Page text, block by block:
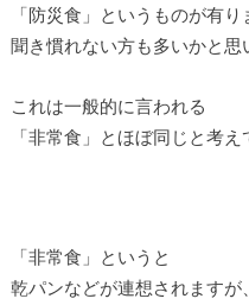
「防災食」というものが有り
聞き慣れない方も多いかと思
これは一般的に言われる
「非常食」とほぼ同じと考え
「非常食」というと
乾パンなどが連想されますが、